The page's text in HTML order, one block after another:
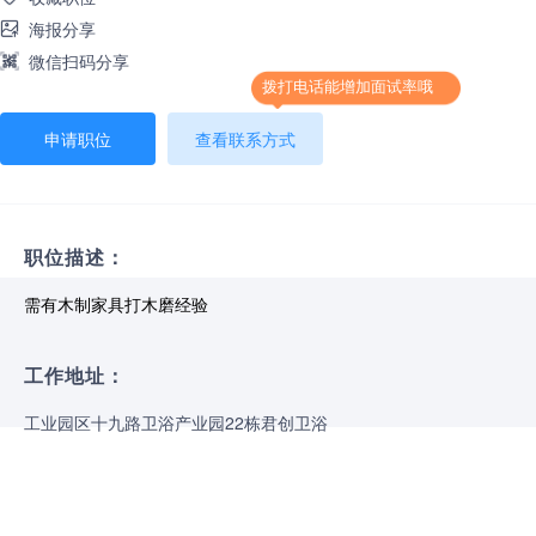
海报分享
微信扫码分享
拨打电话能增加面试率哦
申请职位 查看联系方式
职位描述：
需有木制家具打木磨经验
工作地址：
工业园区十九路卫浴产业园22栋君创卫浴